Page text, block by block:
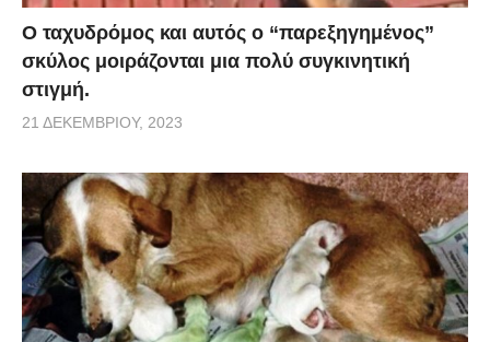
Ο ταχυδρόμος και αυτός ο “παρεξηγημένος”
σκύλος μοιράζονται μια πολύ συγκινητική
στιγμή.
21 ΔΕΚΕΜΒΡΊΟΥ, 2023